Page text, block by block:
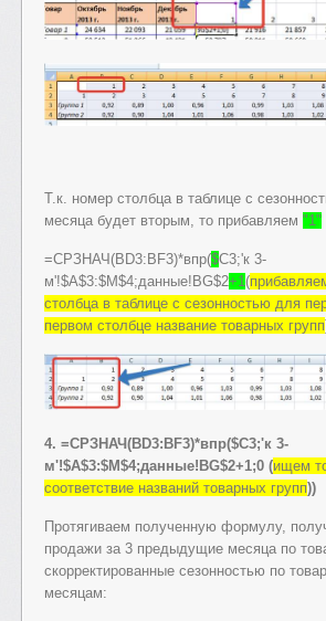
Т.к. номер столбца в таблице с
месяца будет вторым, то прибавляем "1"
=СРЗНАЧ(BD3:BF3)*впр($C3;'к 3-
м'!$A$3:$M$4;данные!BG$2+1 (
столбца в таблице с сезонностью для
первом столбце название товарных групп
4. =СРЗНАЧ(BD3:BF3)*впр($C3;'к 3-
м'!$A$3:$M$4;данные!BG$2+1;0 (ищем
соответствие названий товарных групп))
Протягиваем полученную формулу,
продажи за 3 предыдущие месяца по
скорректированные сезонностью по
месяцам: